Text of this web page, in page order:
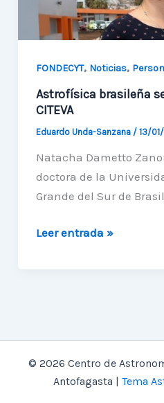
FONDECYT, Noticias,
Astrofísica brasileña
CITEVA
Eduardo Unda-Sanzana / 13/
Natacha Dametto
doctora de la
Grande del Sur de
Astrofísica
CITEVA
Leer entrada »
© 2026 Centro de
Antofagasta | Tema